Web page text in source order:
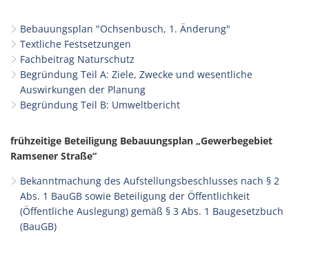
Bebauungsplan "Ochsenbusch, 1. Änderung"
Textliche Festsetzungen
Fachbeitrag Naturschutz
Begründung Teil A: Ziele, Zwecke und wesentliche
Auswirkungen der Planung
Begründung Teil B: Umweltbericht
frühzeitige Beteiligung Bebauungsplan „Gewerbegebiet
Ramsener Straße“
Bekanntmachung des Aufstellungsbeschlusses nach § 2
Abs. 1 BauGB sowie Beteiligung der Öffentlichkeit
(Öffentliche Auslegung) gemäß § 3 Abs. 1 Baugesetzbuch
(BauGB)